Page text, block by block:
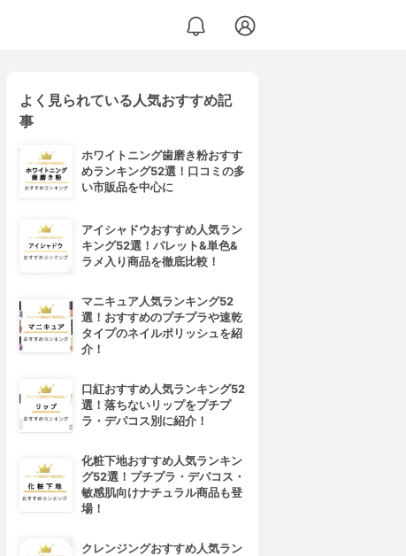
よく見られている人気おすすめ記
事
ホワイトニング歯磨き粉おすす
めランキング52選！口コミの多
い市販品を中心に
アイシャドウおすすめ人気ラン
キング52選！パレット&単色&
ラメ入り商品を徹底比較！
マニキュア人気ランキング52
選！おすすめのプチプラや速乾
タイプのネイルポリッシュを紹
介！
口紅おすすめ人気ランキング52
選！落ちないリップをプチプ
ラ・デパコス別に紹介！
化粧下地おすすめ人気ランキン
グ52選！プチプラ・デパコス・
敏感肌向けナチュラル商品も登
場！
クレンジングおすすめ人気ラン